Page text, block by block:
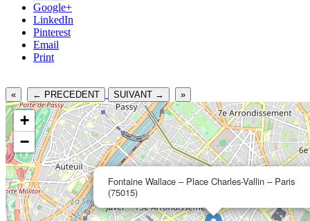
Google+
LinkedIn
Pinterest
Email
Print
« ← PRECEDENT SUIVANT → »
Fontaine Wallace – Place Charles-Vallin – Paris
(75015)
+
−